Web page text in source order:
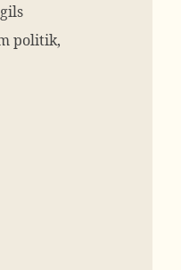
politik,